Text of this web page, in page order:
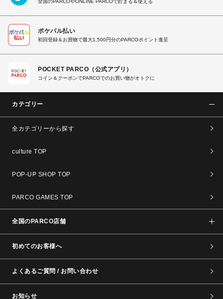
ポケパル払い
初回登録＆お買物で最大1,500円分のPARCOポイント進呈
POCKET PARCO（公式アプリ）
コイン＆クーポンでPARCOでのお買い物がオトクに
カテゴリー
全カテゴリーから探す
culture TOP
POP-UP SHOP TOP
PARCO GAMES TOP
全国のPARCO店舗
初めてのお客様へ
よくあるご質問 / お問い合わせ
お知らせ